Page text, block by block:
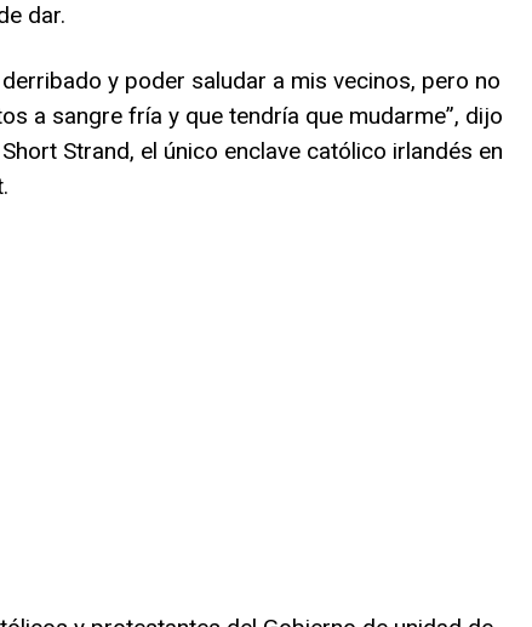
dar.
y poder saludar a mis vecinos, pero no
a sangre fría y que tendría que mudarme”, dijo
Strand, el único enclave católico irlandés en